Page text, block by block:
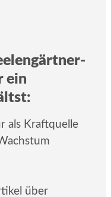
ein
als Kraftquelle
über